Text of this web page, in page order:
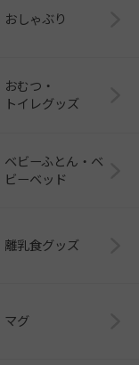
おしゃぶり
おむつ・
トイレグッズ
ベビーふとん・ベ
ビーベッド
離乳食グッズ
マグ